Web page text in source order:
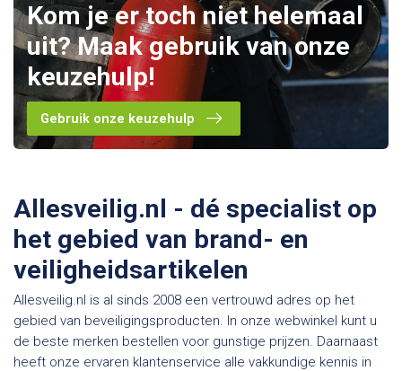
Kom je er toch niet helemaal
uit? Maak gebruik van onze
keuzehulp!
Gebruik onze keuzehulp
Allesveilig.nl - dé specialist op
het gebied van brand- en
veiligheidsartikelen
Allesveilig.nl is al sinds 2008 een vertrouwd adres op het
gebied van beveiligingsproducten. In onze webwinkel kunt u
de beste merken bestellen voor gunstige prijzen. Daarnaast
heeft onze ervaren klantenservice alle vakkundige kennis in